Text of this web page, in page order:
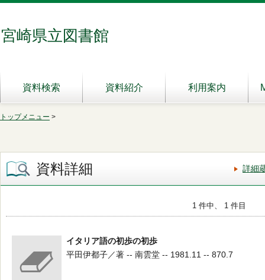
宮崎県立図書館
資料検索 資料紹介 利用案内
トップメニュー >
資料詳細 詳細
1 件中、 1 件目
イタリア語の初歩の初歩
平田伊都子／著 -- 南雲堂 -- 1981.11 -- 870.7